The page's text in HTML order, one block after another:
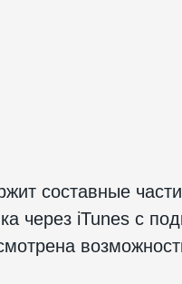
составные
через iTunes с